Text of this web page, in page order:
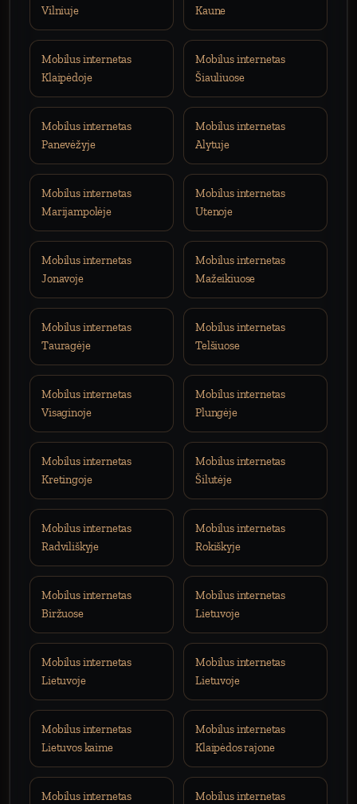
Vilniuje
Kaune
Mobilus internetas
Klaipėdoje
Mobilus internetas
Šiauliuose
Mobilus internetas
Panevėžyje
Mobilus internetas
Alytuje
Mobilus internetas
Marijampolėje
Mobilus internetas
Utenoje
Mobilus internetas
Jonavoje
Mobilus internetas
Mažeikiuose
Mobilus internetas
Tauragėje
Mobilus internetas
Telšiuose
Mobilus internetas
Visaginoje
Mobilus internetas
Plungėje
Mobilus internetas
Kretingoje
Mobilus internetas
Šilutėje
Mobilus internetas
Radviliškyje
Mobilus internetas
Rokiškyje
Mobilus internetas
Biržuose
Mobilus internetas
Lietuvoje
Mobilus internetas
Lietuvoje
Mobilus internetas
Lietuvoje
Mobilus internetas
Lietuvos kaime
Mobilus internetas
Klaipėdos rajone
Mobilus internetas
Mobilus internetas